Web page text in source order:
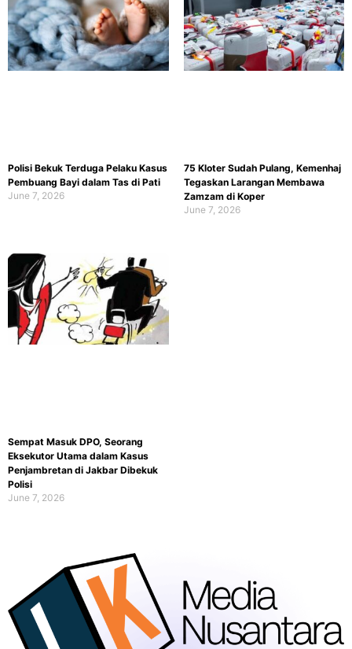
Polisi Bekuk Terduga Pelaku Kasus
Pembuang Bayi dalam Tas di Pati
June 7, 2026
75 Kloter Sudah Pulang, Kemenhaj
Tegaskan Larangan Membawa
Zamzam di Koper
June 7, 2026
Sempat Masuk DPO, Seorang
Eksekutor Utama dalam Kasus
Penjambretan di Jakbar Dibekuk
Polisi
June 7, 2026